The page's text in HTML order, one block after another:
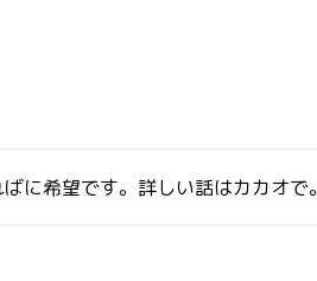
に希望です。詳しい話はカカオで。